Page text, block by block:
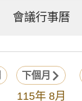
會議行事曆
下個月
115年 8月